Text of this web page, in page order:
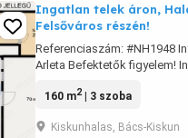
Ingatlan telek áron,
Felsőváros részén!
Referenciaszám: #NH1948
Arleta Befektetők figyelem!
Kiskunhalas egyik
egy hatalmas lehetőségeket
160 m2| 3 szoba
Kiskunhalas, Bács-Kiskun